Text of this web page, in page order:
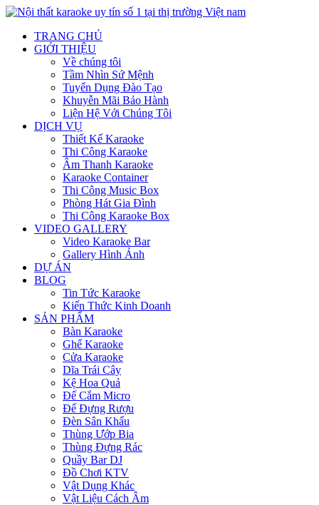
TRANG CHỦ
GIỚI THIỆU
Về chúng tôi
Tầm Nhìn Sứ Mệnh
Tuyển Dụng Đào Tạo
Khuyễn Mãi Bảo Hành
Liện Hệ Với Chúng Tôi
DỊCH VỤ
Thiết Kế Karaoke
Thi Công Karaoke
Âm Thanh Karaoke
Karaoke Container
Thi Công Music Box
Phòng Hát Gia Đình
Thi Công Karaoke Box
VIDEO GALLERY
Video Karaoke Bar
Gallery Hình Ảnh
DỰ ÁN
BLOG
Tin Tức Karaoke
Kiến Thức Kinh Doanh
SẢN PHẨM
Bàn Karaoke
Ghế Karaoke
Cửa Karaoke
Dĩa Trái Cây
Kệ Hoa Quả
Đế Cắm Micro
Đế Đựng Rượu
Đèn Sân Khấu
Thùng Ướp Bia
Thùng Đựng Rác
Quầy Bar DJ
Đồ Chơi KTV
Vật Dụng Khác
Vật Liệu Cách Âm